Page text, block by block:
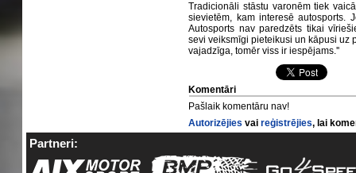
Tradicionāli stāstu varonēm tiek
sievietēm, kam interesē autosports.
Autosports nav paredzēts tikai
sevi veiksmīgi pieteikusi un kāpusi uz
vajadzīga, tomēr viss ir iespējams.''
Komentāri
Pašlaik komentāru nav!
Autorizējies vaireģistrējies, lai
Partneri: